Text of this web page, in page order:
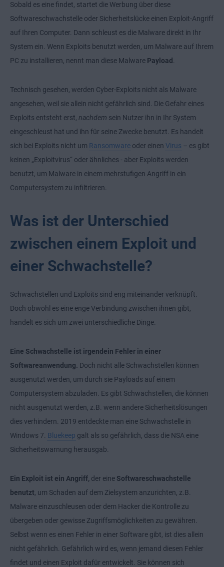
Sobald es eine findet, startet die Werbung über diese
Softwareschwachstelle oder Sicherheitslücke einen Exploit-Angriff
auf Ihren Computer. Dann schleust es die Malware direkt in Ihr
System ein. Wenn Exploits benutzt werden, um Malware auf Ihrem
PC zu installieren, nennt man diese Malware Payload .
Technisch gesehen, werden Cyber-Exploits nicht als Malware
angesehen, weil sie allein nicht gefährlich sind. Die Gefahr eines
Exploits entsteht erst, nachdem sein Nutzer ihn in Ihr System
eingeschleust hat und ihn für seine Zwecke benutzt. Es handelt
sich bei Exploits nicht um Ransomware oder einen Virus – es gibt
keinen „Exploitvirus“ oder ähnliches - aber Exploits werden
benutzt, um Malware in einem mehrstufigen Angriff in ein
Computersystem zu infiltrieren.
Was ist der Unterschied
zwischen einem Exploit und
einer Schwachstelle?
Schwachstellen und Exploits sind eng miteinander verknüpft.
Doch obwohl es eine enge Verbindung zwischen ihnen gibt,
handelt es sich um zwei unterschiedliche Dinge.
Eine Schwachstelle ist irgendein Fehler in einer
Softwareanwendung. Doch nicht alle Schwachstellen können
ausgenutzt werden, um durch sie Payloads auf einem
Computersystem abzuladen. Es gibt Schwachstellen, die können
nicht ausgenutzt werden, z.B. wenn andere Sicherheitslösungen
dies verhindern. 2019 entdeckte man eine Schwachstelle in
Windows 7. Bluekeep galt als so gefährlich, dass die NSA eine
Sicherheitswarnung herausgab.
Ein Exploit ist ein Angriff, der eine Softwareschwachstelle
benutzt, um Schaden auf dem Zielsystem anzurichten, z.B.
Malware einzuschleusen oder dem Hacker die Kontrolle zu
übergeben oder gewisse Zugriffsmöglichkeiten zu gewähren.
Selbst wenn es einen Fehler in einer Software gibt, ist dies allein
nicht gefährlich. Gefährlich wird es, wenn jemand diesen Fehler
findet und einen Exploit dafür entwickelt. Sie können sich